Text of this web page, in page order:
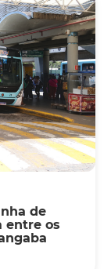
de
entre os